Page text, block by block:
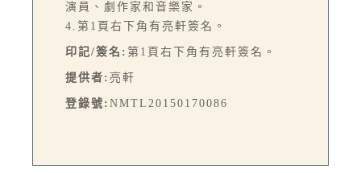
演員、劇作家和音樂家。
4.第1頁右下角有亮軒簽名。
印記/簽名: 第1頁右下角有亮軒簽名。
提供者: 亮軒
登錄號: NMTL20150170086